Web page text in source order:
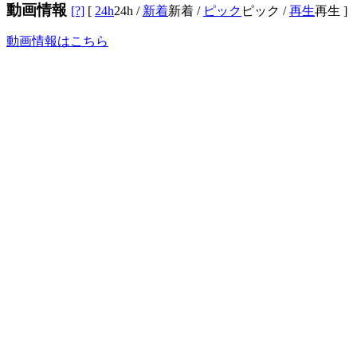
動画情報 [?] [ 24h24h / 新着新着 / ピック ピック /再生再生 ]
動画情報はこちら